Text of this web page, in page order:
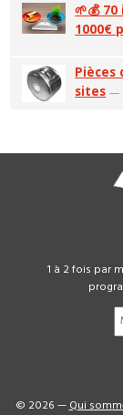
🌱💰
1000€
sites —
1 à 2 fois par
© 2026 —Qui